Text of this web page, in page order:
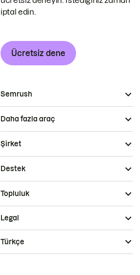
iptal edin.
Ücretsiz dene
Semrush
Daha fazla araç
Şirket
Destek
Topluluk
Legal
Türkçe